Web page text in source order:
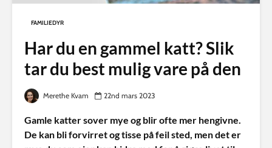
FAMILIEDYR
Har du en gammel katt? Slik
tar du best mulig vare på den
Merethe Kvam 22nd mars 2023
Gamle katter sover mye og blir ofte mer hengivne.
De kan bli forvirret og tisse på feil sted, men det er